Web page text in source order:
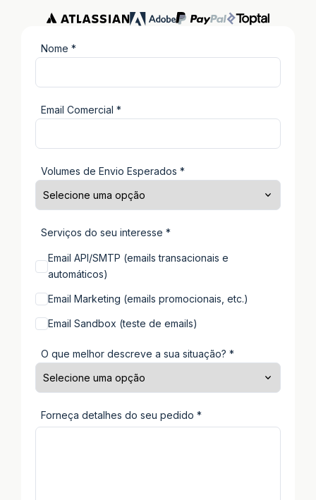
Nome *
Email Comercial *
Volumes de Envio Esperados *
Serviços do seu interesse *
Email API/SMTP (emails transacionais e
automáticos)
Email Marketing (emails promocionais, etc.)
Email Sandbox (teste de emails)
O que melhor descreve a sua situação? *
Forneça detalhes do seu pedido *